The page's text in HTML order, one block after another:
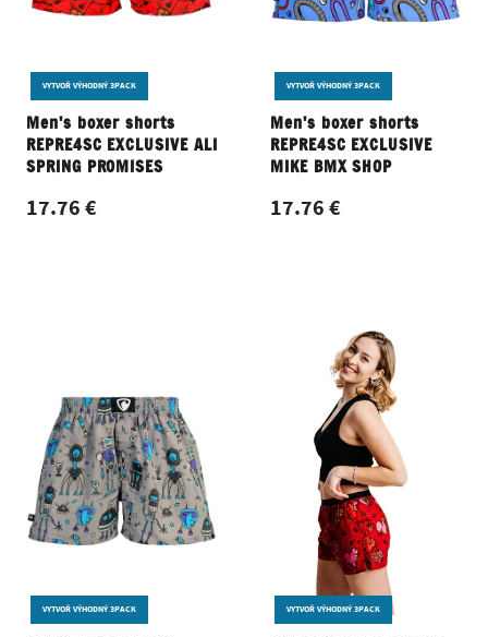
VYTVOŘ VÝHODNÝ 3PACK
Men's boxer shorts
REPRE4SC EXCLUSIVE ALI
SPRING PROMISES
17.76 €
VYTVOŘ VÝHODNÝ 3PACK
Men's boxer shorts
REPRE4SC EXCLUSIVE
MIKE BMX SHOP
17.76 €
VYTVOŘ VÝHODNÝ 3PACK VYTVOŘ VÝHODNÝ 3PACK